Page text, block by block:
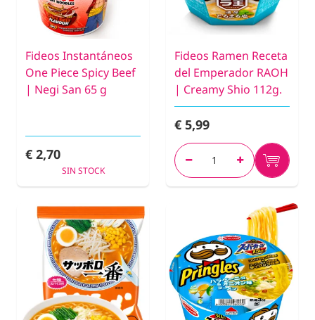
Fideos Instantáneos
One Piece Spicy Beef
| Negi San 65 g
€ 2,70
SIN STOCK
Fideos Ramen Receta
del Emperador RAOH
| Creamy Shio 112g.
€ 5,99